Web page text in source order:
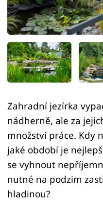
Sledujte nás
Zahradní jezírka
nádherně, ale za
množství práce. Kdy
jaké období je
se vyhnout
nutné na podzim
hladinou?